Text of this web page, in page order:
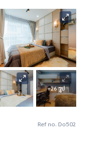
+26 รูป
Ref no. Do502